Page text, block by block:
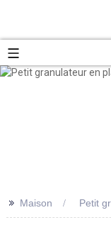
>> Maison Petit